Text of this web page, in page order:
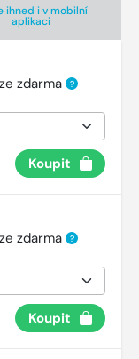
ihned i v mobilní
aplikaci
zdarma ?
Koupit
zdarma ?
Koupit